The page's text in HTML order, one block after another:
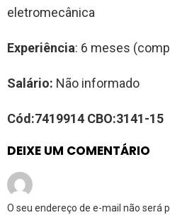
eletromecânica
Experiência: 6 meses
Salário: Não informado
Cód:7419914 CBO:3141-15
DEIXE UM COMENTÁRIO
O seu endereço de e-mail não será